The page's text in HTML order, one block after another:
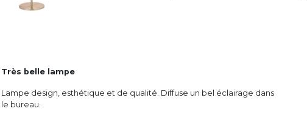
Très belle lampe
Lampe design, esthétique et de qualité. Diffuse un bel éclairage dans
le bureau.